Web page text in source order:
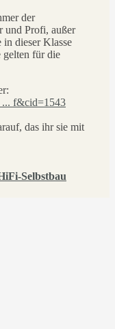
der
und Profi, außer
dieser Klasse
gelten für die
... f&cid=1543
das ihr sie mit
Selbstbau